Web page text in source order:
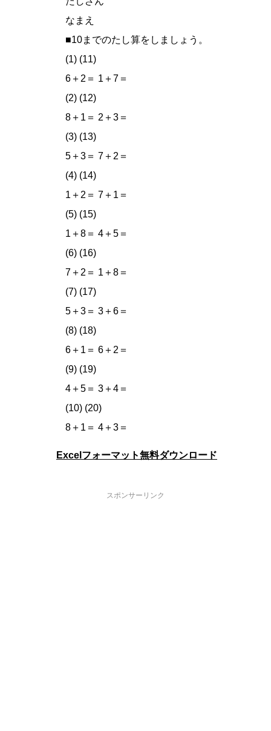
なまえ
■10までのたし算をしましょう。
(1) (11)
6＋2＝ 1＋7＝
(2) (12)
8＋1＝ 2＋3＝
(3) (13)
5＋3＝ 7＋2＝
(4) (14)
1＋2＝ 7＋1＝
(5) (15)
1＋8＝ 4＋5＝
(6) (16)
7＋2＝ 1＋8＝
(7) (17)
5＋3＝ 3＋6＝
(8) (18)
6＋1＝ 6＋2＝
(9) (19)
4＋5＝ 3＋4＝
(10) (20)
8＋1＝ 4＋3＝
Excelフォーマット無料ダウンロード
スポンサーリンク